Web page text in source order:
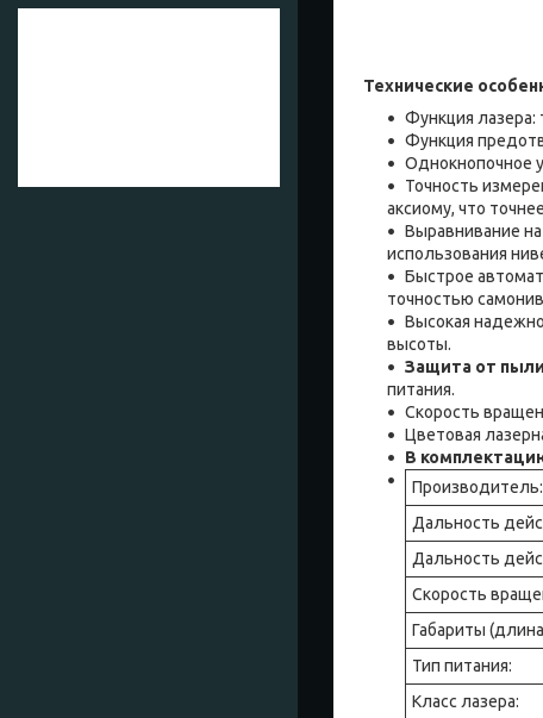
Технические
Функция
Функция
Однокнопочное
Точность
аксиому, что
Выравнивание на
использования
Быстрое
точностью
Высокая
высоты.
Защита от
питания.
Скорость
Цветовая
В
Производитель:
Дальность
Дальность
Скорость
Габариты
Тип питания:
Класс лазера: